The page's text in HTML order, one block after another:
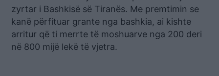
zyrtar i Bashkisë së Tiranës. Me premtimin se
kanë përfituar grante nga bashkia, ai kishte
arritur që ti merrte të moshuarve nga 200 deri
në 800 mijë lekë të vjetra.